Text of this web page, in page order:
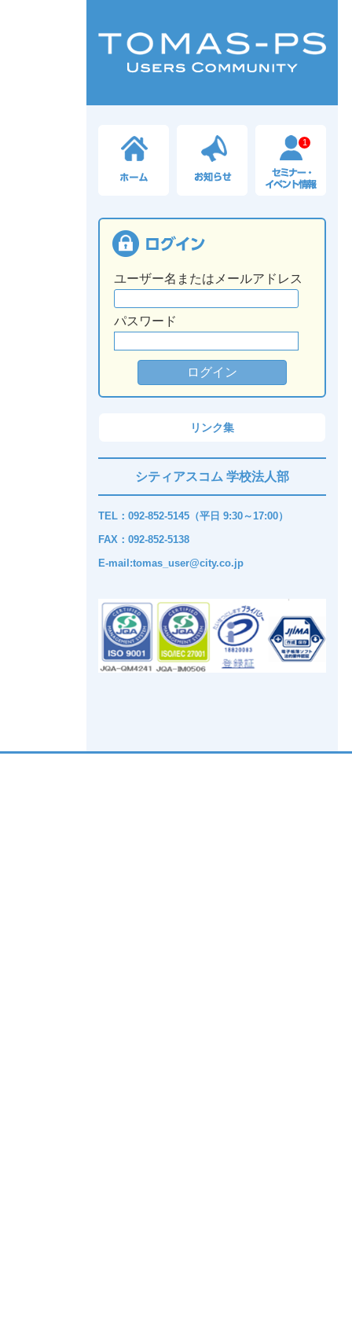
1
ユーザー名またはメールアドレス
パスワード
リンク集
シティアスコム 学校法人部
TEL：092-852-5145（平日 9:30～17:00）
FAX：092-852-5138
E-mail:tomas_user@city.co.jp